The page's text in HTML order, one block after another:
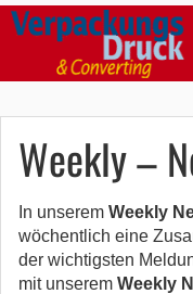
Weekly –
In unserem Weekly
wöchentlich eine
der wichtigsten
mit unserem Weekly